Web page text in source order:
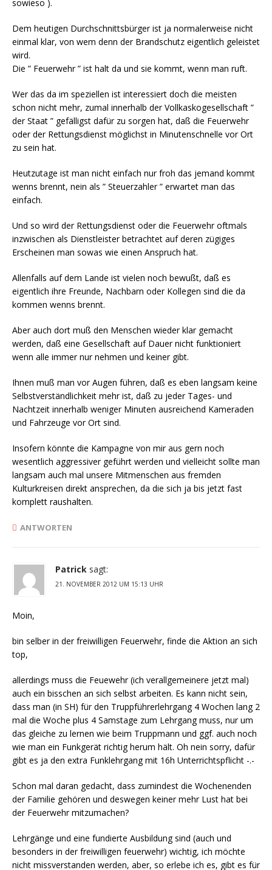
sowieso ).
Dem heutigen Durchschnittsbürger ist ja normalerweise nicht
einmal klar, von wem denn der Brandschutz eigentlich geleistet
wird.
Die ” Feuerwehr ” ist halt da und sie kommt, wenn man ruft.
Wer das da im speziellen ist interessiert doch die meisten
schon nicht mehr, zumal innerhalb der Vollkaskogesellschaft ”
der Staat ” gefälligst dafür zu sorgen hat, daß die Feuerwehr
oder der Rettungsdienst möglichst in Minutenschnelle vor Ort
zu sein hat.
Heutzutage ist man nicht einfach nur froh das jemand kommt
wenns brennt, nein als ” Steuerzahler ” erwartet man das
einfach.
Und so wird der Rettungsdienst oder die Feuerwehr oftmals
inzwischen als Dienstleister betrachtet auf deren zügiges
Erscheinen man sowas wie einen Anspruch hat.
Allenfalls auf dem Lande ist vielen noch bewußt, daß es
eigentlich ihre Freunde, Nachbarn oder Kollegen sind die da
kommen wenns brennt.
Aber auch dort muß den Menschen wieder klar gemacht
werden, daß eine Gesellschaft auf Dauer nicht funktioniert
wenn alle immer nur nehmen und keiner gibt.
Ihnen muß man vor Augen führen, daß es eben langsam keine
Selbstverständlichkeit mehr ist, daß zu jeder Tages- und
Nachtzeit innerhalb weniger Minuten ausreichend Kameraden
und Fahrzeuge vor Ort sind.
Insofern könnte die Kampagne von mir aus gern noch
wesentlich aggressiver geführt werden und vielleicht sollte man
langsam auch mal unsere Mitmenschen aus fremden
Kulturkreisen direkt ansprechen, da die sich ja bis jetzt fast
komplett raushalten.
ANTWORTEN
Patrick sagt:
21. NOVEMBER 2012 UM 15:13 UHR
Moin,
bin selber in der freiwilligen Feuerwehr, finde die Aktion an sich
top,
allerdings muss die Feuewehr (ich verallgemeinere jetzt mal)
auch ein bisschen an sich selbst arbeiten. Es kann nicht sein,
dass man (in SH) für den Truppführerlehrgang 4 Wochen lang 2
mal die Woche plus 4 Samstage zum Lehrgang muss, nur um
das gleiche zu lernen wie beim Truppmann und ggf. auch noch
wie man ein Funkgerät richtig herum hält. Oh nein sorry, dafür
gibt es ja den extra Funklehrgang mit 16h Unterrichtspflicht -.-
Schon mal daran gedacht, dass zumindest die Wochenenden
der Familie gehören und deswegen keiner mehr Lust hat bei
der Feuerwehr mitzumachen?
Lehrgänge und eine fundierte Ausbildung sind (auch und
besonders in der freiwilligen feuerwehr) wichtig, ich möchte
nicht missverstanden werden, aber, so erlebe ich es, gibt es für